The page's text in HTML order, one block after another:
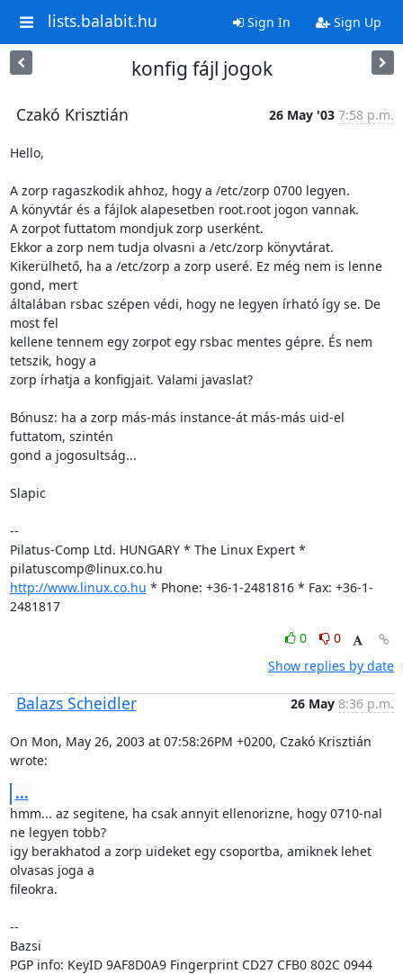
lists.balabit.hu Sign In Sign Up
konfig fájl jogok
Czakó Krisztián 26 May '03 7:58 p.m.
Hello,
A zorp ragaszkodik ahhoz, hogy a /etc/zorp 0700 legyen.
A könyvtár és a fájlok alapesetben root.root jogon vannak.
A zorpot futtatom mondjuk zorp userként.
Ekkor a zorp nem tudja olvasni a /etc/zorp könyvtárat.
Kikerülhető, ha a /etc/zorp a zorp useré. Ez még nem is lenne
gond, mert
általában rsbac szépen védi, hogy ne legyen írható így se. De
most fel
kellene tennem egy zorpot egy rsbac mentes gépre. És nem
tetszik, hogy a
zorp írhatja a konfigjait. Valami javaslat?
Bónusz: ha a zorp más-más instance-át más-más uid-el
futtatom, szintén
gond a jogosultság...
Slapic
--
Pilatus-Comp Ltd. HUNGARY * The Linux Expert *
http://www.linux.co.hu * Phone: +36-1-2481816 * Fax: +36-1-
2481817
0
0
Show replies by date
Balazs Scheidler 26 May 8:36 p.m.
On Mon, May 26, 2003 at 07:58:26PM +0200, Czakó Krisztián
wrote:
...
hmm... az segitene, ha csak annyit ellenorizne, hogy 0710-nal
ne legyen tobb?
igy berakhatod a zorp uideket egy csoportba, amiknek lehet
olvasas joga a
fileokra.
--
Bazsi
PGP info: KeyID 9AF8D0A9 Fingerprint CD27 CFB0 802C 0944